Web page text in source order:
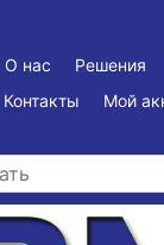
О нас Решения
Контакты Мой